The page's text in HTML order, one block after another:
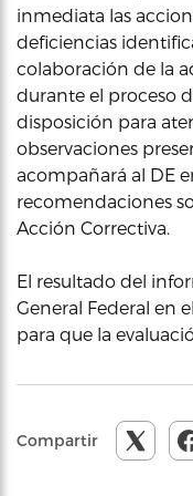
inmediata las
deficiencias
colaboración de la
durante el proceso
disposición para
observaciones
acompañará al DE
recomendaciones
Acción Correctiva.
El resultado del
General Federal en
para que la
Compartir